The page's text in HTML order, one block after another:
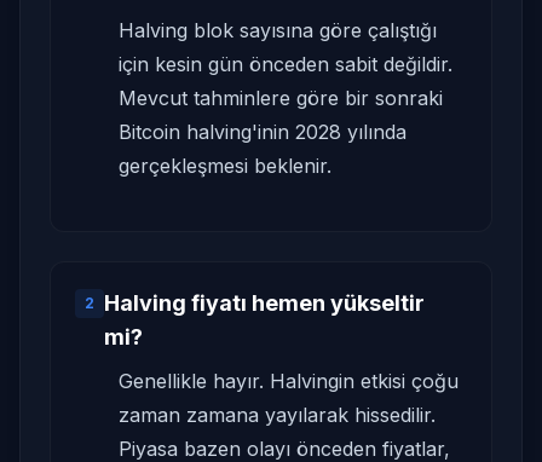
Halving blok sayısına göre çalıştığı
için kesin gün önceden sabit değildir.
Mevcut tahminlere göre bir sonraki
Bitcoin halving'inin 2028 yılında
gerçekleşmesi beklenir.
2
Halving fiyatı hemen yükseltir
mi?
Genellikle hayır. Halvingin etkisi çoğu
zaman zamana yayılarak hissedilir.
Piyasa bazen olayı önceden fiyatlar,